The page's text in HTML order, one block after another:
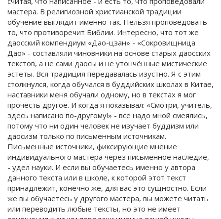
мастера. В религиозной христианской традиции
обучение выглядит именно так. Нельзя проповедовать
то, что противоречит Библии. Интересно, что тот же
даосский компендиум «Дао-цзан» - «Сокровищница
Дао» - составляли чиновники на основе старых даосских
текстов, а не сами даосы и не утончённые мистические
эстеты. Вся традиция передавалась изустно. Я с этим
столкнулся, когда обучался в буддийских школах в Китае,
наставники меня обучали одному, но в текстах я мог
прочесть другое. И когда я показывал: «Смотри, учитель,
здесь написано по-другому!» - все надо мной смеялись,
потому что ни один человек не изучает буддизм или
даосизм только по письменным источникам.
Письменные источники, фиксирующие мнение
индивидуального мастера через письменное наследие,
- удел науки. И если вы обучаетесь именно у автора
данного текста или в школе, к которой этот текст
принадлежит, конечно же, для вас это сущностно. Если
же вы обучаетесь у другого мастера, вы можете читать
или переводить любые тексты, но это не имеет